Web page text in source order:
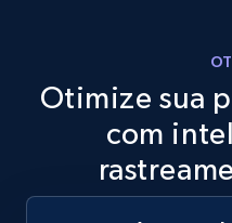
URL, Final price, Sku,
more.
Otimize sua
com